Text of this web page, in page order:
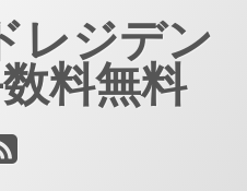
レジデン
料無料
RSS